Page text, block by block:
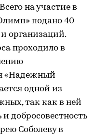
на участие в
подано 40
организаций.
проходило в
«Надежный
одной из
так как в ней
добросовестность
Соболеву в